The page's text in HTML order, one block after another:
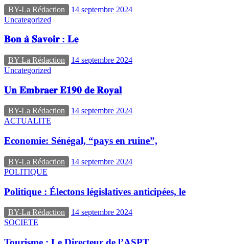
BY-La Rédaction
14 septembre 2024
Uncategorized
𝐁𝐨𝐧 𝐚̀ 𝐒𝐚𝐯𝐨𝐢𝐫 : 𝐋𝐞
BY-La Rédaction
14 septembre 2024
Uncategorized
𝐔𝐧 𝐄𝐦𝐛𝐫𝐚𝐞𝐫 𝐄𝟏𝟗𝟎 𝐝𝐞 𝐑𝐨𝐲𝐚𝐥
BY-La Rédaction
14 septembre 2024
ACTUALITE
Economie: Sénégal, “pays en ruine”,
BY-La Rédaction
14 septembre 2024
POLITIQUE
Politique : Électons législatives anticipées, le
BY-La Rédaction
14 septembre 2024
SOCIETE